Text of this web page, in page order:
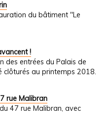
du bâtiment "Le
!
des entrées du Palais de
clôturés au printemps 2018.
rue Malibran
47 rue Malibran, avec